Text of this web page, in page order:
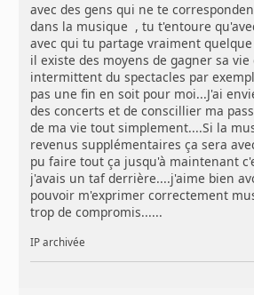
avec des gens qui ne te
dans la musique , tu t'entoure
avec qui tu partage vraiment
il existe des moyens de gagner sa
intermittent du spectacles par
pas une fin en soit pour moi...J'ai
des concerts et de conscillier ma
de ma vie tout simplement....Si la
revenus supplémentaires ça sera
pu faire tout ça jusqu'à maintenant
j'avais un taf derrière....j'aime bien
pouvoir m'exprimer correctement
trop de compromis......
IP archivée